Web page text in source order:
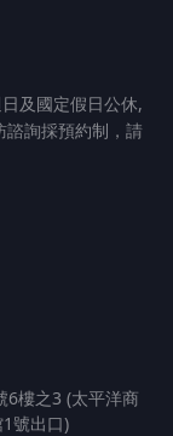
及國定假日公休,
詢採預約制，請
6樓之3 (太平洋商
號出口)